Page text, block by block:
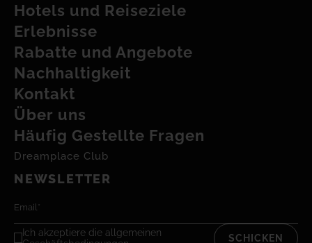
Hotels und Reiseziele
Erlebnisse
Rabatte und Angebote
Nachhaltigkeit
Kontakt
Über uns
Häufig Gestellte Fragen
Dreamplace Club
NEWSLETTER
Ich akzeptiere die allgemeinen
SCHICKEN